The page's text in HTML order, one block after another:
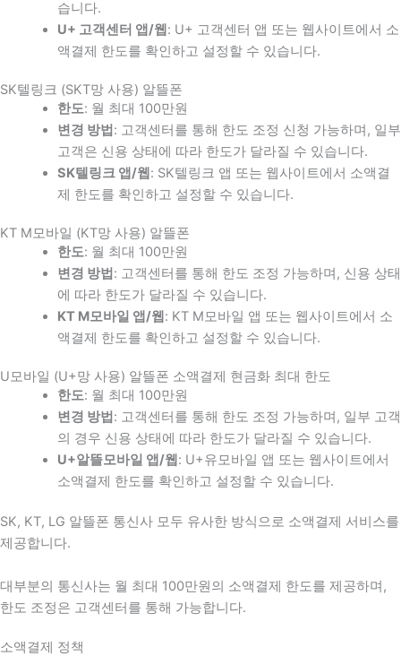
습니다.
U+ 고객센터 앱/웹 : U+ 고객센터 앱 또는 웹사이트에서 소
액결제 한도를 확인하고 설정할 수 있습니다.
SK텔링크 (SKT망 사용) 알뜰폰
한도: 월 최대 100만원
변경 방법 : 고객센터를 통해 한도 조정 신청 가능하며, 일부
고객은 신용 상태에 따라 한도가 달라질 수 있습니다.
SK텔링크 앱/웹 : SK텔링크 앱 또는 웹사이트에서 소액결
제 한도를 확인하고 설정할 수 있습니다.
KT M모바일 (KT망 사용) 알뜰폰
한도: 월 최대 100만원
변경 방법 : 고객센터를 통해 한도 조정 가능하며, 신용 상태
에 따라 한도가 달라질 수 있습니다.
KT M모바일 앱/웹 : KT M모바일 앱 또는 웹사이트에서 소
액결제 한도를 확인하고 설정할 수 있습니다.
U모바일 (U+망 사용) 알뜰폰 소액결제 현금화 최대 한도
한도: 월 최대 100만원
변경 방법 : 고객센터를 통해 한도 조정 가능하며, 일부 고객
의 경우 신용 상태에 따라 한도가 달라질 수 있습니다.
U+알뜰모바일 앱/웹 : U+유모바일 앱 또는 웹사이트에서
소액결제 한도를 확인하고 설정할 수 있습니다.
SK, KT, LG 알뜰폰 통신사 모두 유사한 방식으로 소액결제 서비스를
제공합니다.
대부분의 통신사는 월 최대 100만원의 소액결제 한도를 제공하며,
한도 조정은 고객센터를 통해 가능합니다.
소액결제 정책